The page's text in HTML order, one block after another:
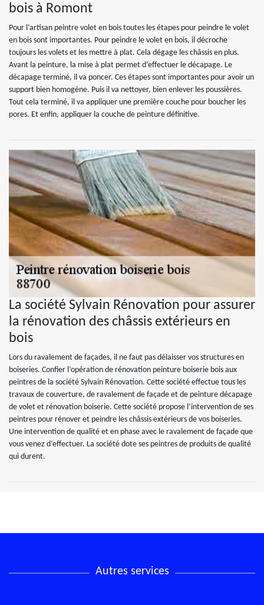
bois à Romont
Pour l’artisan peintre volet en bois toutes les étapes pour peindre le volet
en bois sont importantes. Pour peindre le volet en bois, il décroche
toujours les volets et les mettre à plat. Cela dégage les châssis en plus.
Avant la peinture, la mise à plat permet d’effectuer le décapage. Le
décapage terminé, il va poncer. Ces étapes sont importantes pour avoir un
support bien homogène. Puis il va nettoyer, bien enlever les poussières.
Tout cela terminé, il va appliquer une première couche pour boucher les
pores. Et enfin, appliquer la couche de peinture définitive.
La société Sylvain Rénovation pour assurer
la rénovation des châssis extérieurs en
bois
Lors du ravalement de façades, il ne faut pas délaisser vos structures en
boiseries. Confier l’opération de rénovation peinture boiserie bois aux
peintres de la société Sylvain Rénovation. Cette société effectue tous les
travaux de couverture, de ravalement de façade et de peinture décapage
de volet et rénovation boiserie. Cette société propose l’intervention de ses
peintres pour rénover et peindre les châssis extérieurs de vos boiseries.
Une intervention de qualité et en phase avec le ravalement de façade que
vous venez d’effectuer. La société dote ses peintres de produits de qualité
qui durent.
Autres services